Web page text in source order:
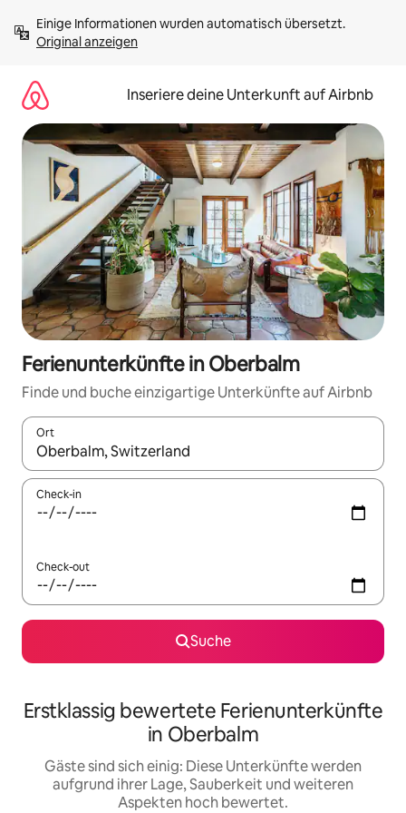
Inhalten
springenOriginal anzeigen
Inseriere deine Unterkunft auf Airbnb
Ferienunterkünfte in Oberbalm
Finde und buche einzigartige Unterkünfte auf Airbnb
Ort
Wenn Ergebnisse verfügbar sind, navigiere mit den
Check-in
Check-out
Suche
Erstklassig bewertete Ferienunterkünfte
in Oberbalm
Gäste sind sich einig: Diese Unterkünfte werden
aufgrund ihrer Lage, Sauberkeit und weiteren
Aspekten hoch bewertet.